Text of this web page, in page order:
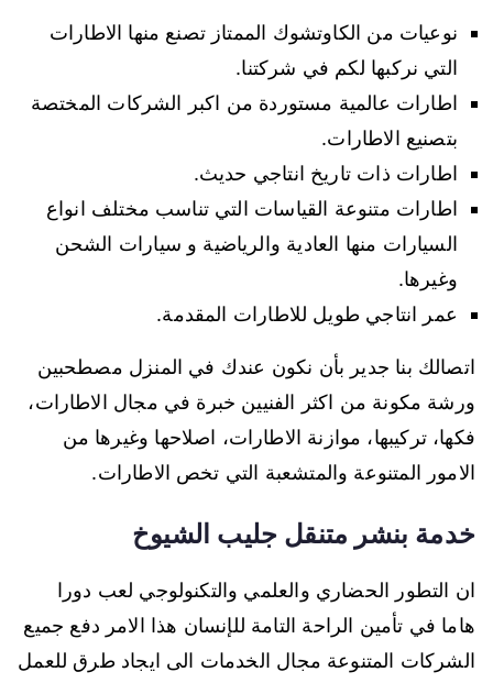
نوعيات من الكاوتشوك الممتاز تصنع منها الاطارات
التي نركبها لكم في شركتنا.
اطارات عالمية مستوردة من اكبر الشركات المختصة
بتصنيع الاطارات.
اطارات ذات تاريخ انتاجي حديث.
اطارات متنوعة القياسات التي تناسب مختلف انواع
السيارات منها العادية والرياضية و سيارات الشحن
وغيرها.
عمر انتاجي طويل للاطارات المقدمة.
اتصالك بنا جدير بأن نكون عندك في المنزل مصطحبين
ورشة مكونة من اكثر الفنيين خبرة في مجال الاطارات،
فكها، تركيبها، موازنة الاطارات، اصلاحها وغيرها من
الامور المتنوعة والمتشعبة التي تخص الاطارات.
خدمة بنشر متنقل جليب الشيوخ
ان التطور الحضاري والعلمي والتكنولوجي لعب دورا
هاما في تأمين الراحة التامة للإنسان هذا الامر دفع جميع
الشركات المتنوعة مجال الخدمات الى ايجاد طرق للعمل